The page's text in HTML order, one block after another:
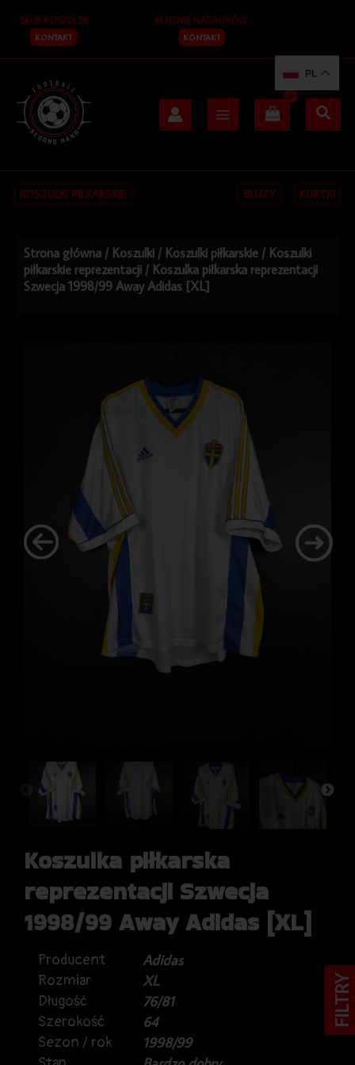
treści
SKUP KOSZULEK
KONTAKT
KLEJENIE NADRUKÓW
KONTAKT
KOSZULKI PIŁKARSKIE BLUZY KURTKI
Strona główna / Koszulki / Koszulki piłkarskie / Koszulki
piłkarskie reprezentacji / Koszulka piłkarska reprezentacji
Szwecja 1998/99 Away Adidas [XL]
Koszulka piłkarska
reprezentacji Szwecja
1998/99 Away Adidas [XL]
Producent
Adidas
Rozmiar
XL
Długość
76/81
Szerokość
64
Sezon / rok
1998/99
PL
FILTRY